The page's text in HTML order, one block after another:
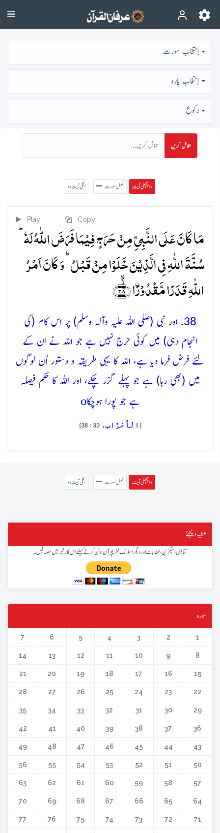
اِنتخاب سورت
اِنتخاب پارہ
رُكوع
تلاش کریں
پچھلی آیت » مکمل سورت « اگلی آیت
Play Copy
مَا کَانَ عَلَی النَّبِیِّ مِنۡ حَرَجٍ فِیۡمَا فَرَضَ اللّٰہُ لَہٗ ؕ
سُنَّۃَ اللّٰہِ فِی الَّذِیۡنَ خَلَوۡا مِنۡ قَبۡلُ ؕ وَ کَانَ اَمۡرُ
اللّٰہِ قَدَرًا مَّقۡدُوۡرَۨا ﴿۫ۙ۳۸﴾
38. اور نبی (صلی اللہ علیہ وآلہ وسلم) پر اس کام (کی
انجام دہی) میں کوئی حرج نہیں ہے جو اللہ نے ان کے
لئے فرض فرما دیا ہے، اللہ کا یہی طریقہ و دستور اُن لوگوں
میں (بھی رہا) ہے جو پہلے گزر چکے، اور اللہ کا حکم فیصلہ
ہے جو پورا ہوچکاo
( الْأَحْزَاب، 33 : 38)
پچھلی آیت » مکمل سورت « اگلی آیت
عطیہ دیجئے
کتابیں، میگزین، خطابات اور دیگر اسلامک لٹریچر آن لائن کرنے کیلئے اس کار خیر میں حصہ لیں۔
سورہ
1
2
3
4
5
6
7
8
9
10
11
12
13
14
15
16
17
18
19
20
21
22
23
24
25
26
27
28
29
30
31
32
33
34
35
36
37
38
39
40
41
42
43
44
45
46
47
48
49
50
51
52
53
54
55
56
57
58
59
60
61
62
63
64
65
66
67
68
69
70
71
72
73
74
75
76
77